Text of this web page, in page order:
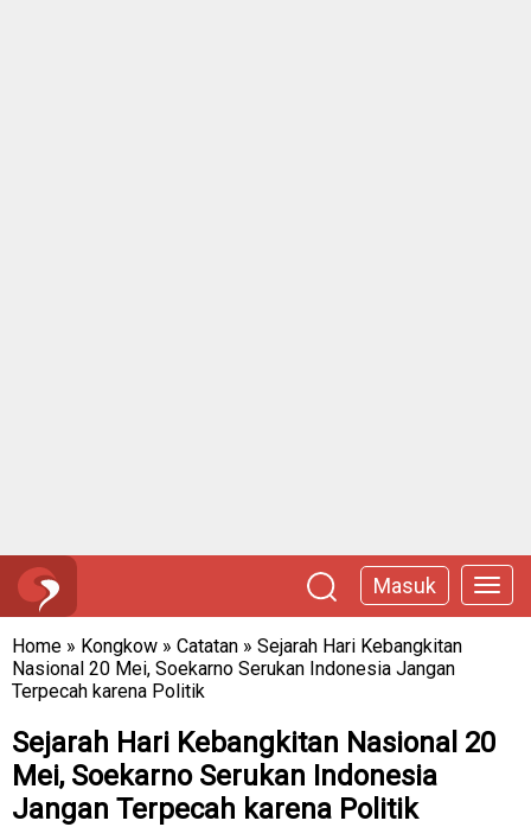
Masuk
Home » Kongkow » Catatan » Sejarah Hari Kebangkitan
Nasional 20 Mei, Soekarno Serukan Indonesia Jangan
Terpecah karena Politik
Sejarah Hari Kebangkitan Nasional 20
Mei, Soekarno Serukan Indonesia
Jangan Terpecah karena Politik